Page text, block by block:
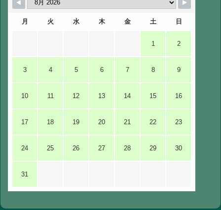
月 火 水 木 金 土 日
1 2
3 4 5 6 7 8 9
10 11 12 13 14 15 16
17 18 19 20 21 22 23
24 25 26 27 28 29 30
31